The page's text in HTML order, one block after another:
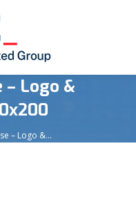
– Logo &
– Logo &…